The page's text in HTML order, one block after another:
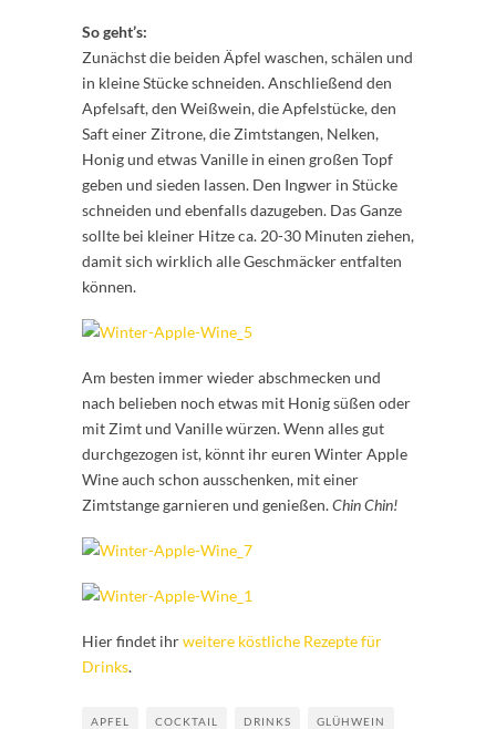
So geht’s:
Zunächst die beiden Äpfel waschen, schälen und
in kleine Stücke schneiden. Anschließend den
Apfelsaft, den Weißwein, die Apfelstücke, den
Saft einer Zitrone, die Zimtstangen, Nelken,
Honig und etwas Vanille in einen großen Topf
geben und sieden lassen. Den Ingwer in Stücke
schneiden und ebenfalls dazugeben. Das Ganze
sollte bei kleiner Hitze ca. 20-30 Minuten ziehen,
damit sich wirklich alle Geschmäcker entfalten
können.
Am besten immer wieder abschmecken und
nach belieben noch etwas mit Honig süßen oder
mit Zimt und Vanille würzen. Wenn alles gut
durchgezogen ist, könnt ihr euren Winter Apple
Wine auch schon ausschenken, mit einer
Zimtstange garnieren und genießen.Chin Chin!
Hier findet ihrweitere köstliche Rezepte für
Drinks.
APFEL COCKTAIL DRINKS GLÜHWEIN